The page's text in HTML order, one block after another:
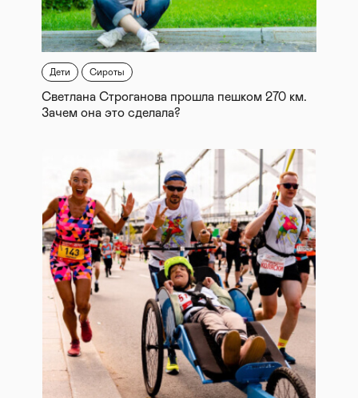
Дети Сироты
Светлана Строганова прошла пешком 270 км.
Зачем она это сделала?